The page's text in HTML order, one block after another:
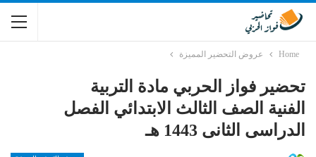
Home عروض التحضير المميزة
تحضير فواز الحربي مادة التربية
الفنية الصف الثالث الابتدائي الفصل
الدراسى الثانى 1443 هـ